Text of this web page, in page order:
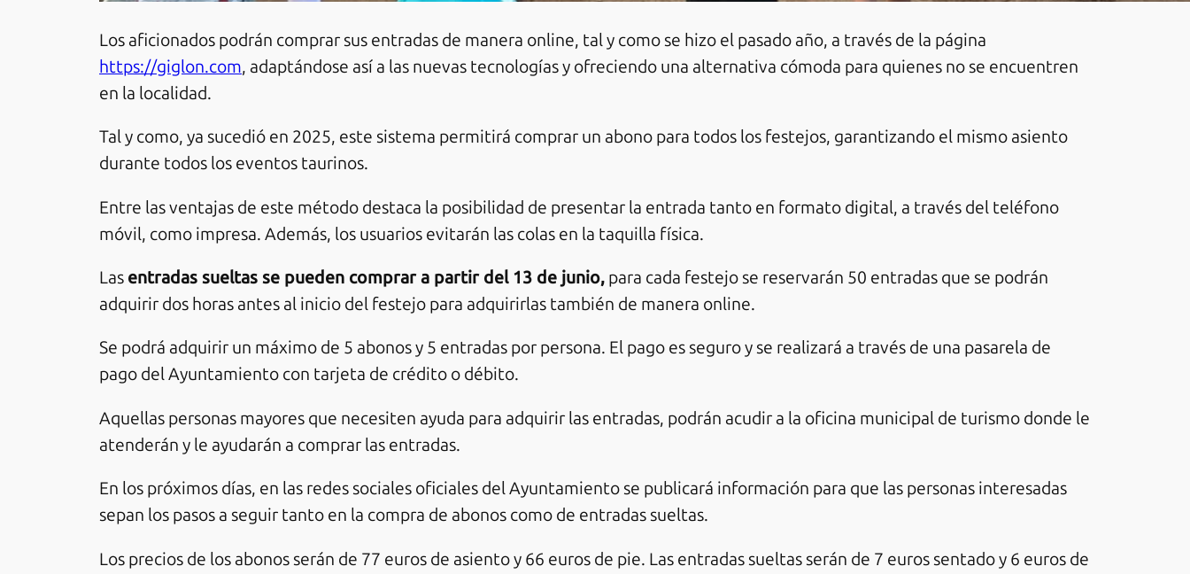
Los aficionados podrán comprar sus entradas de manera online, tal y como se hizo el pasado año, a través de la página
https://giglon.com, adaptándose así a las nuevas tecnologías y ofreciendo una alternativa cómoda para quienes no se encuentren
en la localidad.
Tal y como, ya sucedió en 2025, este sistema permitirá comprar un abono para todos los festejos, garantizando el mismo asiento
durante todos los eventos taurinos.
Entre las ventajas de este método destaca la posibilidad de presentar la entrada tanto en formato digital, a través del teléfono
móvil, como impresa. Además, los usuarios evitarán las colas en la taquilla física.
Las entradas sueltas se pueden comprar a partir del 13 de junio, para cada festejo se reservarán 50 entradas que se podrán
adquirir dos horas antes al inicio del festejo para adquirirlas también de manera online.
Se podrá adquirir un máximo de 5 abonos y 5 entradas por persona. El pago es seguro y se realizará a través de una pasarela de
pago del Ayuntamiento con tarjeta de crédito o débito.
Aquellas personas mayores que necesiten ayuda para adquirir las entradas, podrán acudir a la oficina municipal de turismo donde le
atenderán y le ayudarán a comprar las entradas.
En los próximos días, en las redes sociales oficiales del Ayuntamiento se publicará información para que las personas interesadas
sepan los pasos a seguir tanto en la compra de abonos como de entradas sueltas.
Los precios de los abonos serán de 77 euros de asiento y 66 euros de pie. Las entradas sueltas serán de 7 euros sentado y 6 euros de